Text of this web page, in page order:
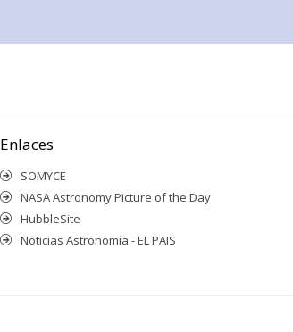
Enlaces
SOMYCE
NASA Astronomy Picture of the Day
HubbleSite
Noticias Astronomía - EL PAIS